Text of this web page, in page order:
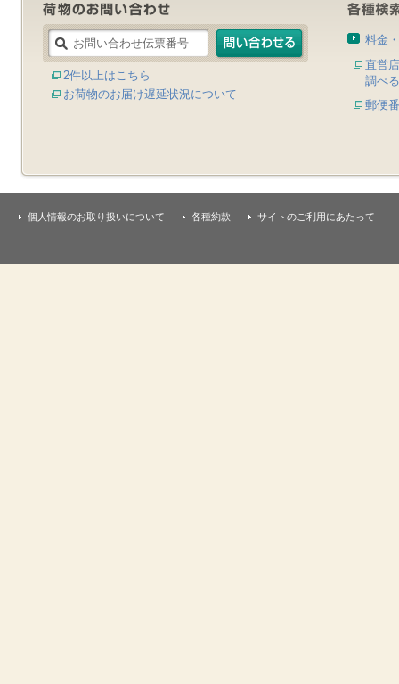
2件以上はこちら
お荷物のお届け遅延状況について
料金
直営
調べる
郵便
個人情報のお取り扱いについて 各種約款 サイトのご利用にあたって